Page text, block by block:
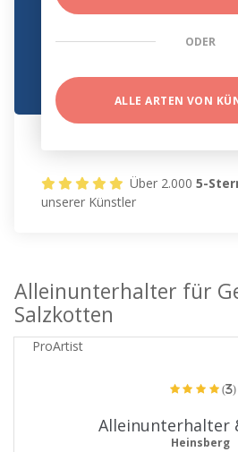
ODER
ALLE ARTEN VON
Über 2.0005-
unserer Künstler
Alleinunterhalter für
Salzkotten
ProArtist
(3)
Alleinunterhalter
Heinsberg